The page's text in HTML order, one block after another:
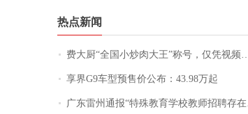
热点新闻
费大厨“全国小炒肉大王”称号，仅凭视频评出？中国烹饪协会回应
享界G9车型预售价公布：43.98万起
广东雷州通报“特殊教育学校教师招聘存在违规行为”：已启动问责程序 副校长被停职